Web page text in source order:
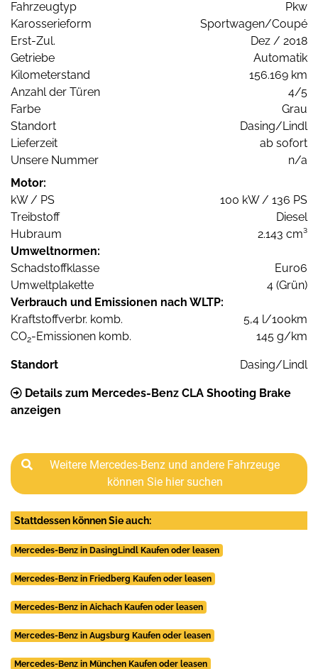
Fahrzeugtyp
Pkw
Karosserieform
Sportwagen/Coupé
Erst-Zul.
Dez / 2018
Getriebe
Automatik
Kilometerstand
156.169 km
Anzahl der Türen
4/5
Farbe
Grau
Standort
Dasing/Lindl
Lieferzeit
ab sofort
Unsere Nummer
n/a
Motor:
kW / PS
100 kW / 136 PS
Treibstoff
Diesel
Hubraum
2.143 cm³
Umweltnormen:
Schadstoffklasse
Euro6
Umweltplakette
4 (Grün)
Verbrauch und Emissionen nach WLTP:
Kraftstoffverbr. komb.
5,4 l/100km
CO2-Emissionen komb. 145 g/km
Standort Dasing/Lindl
Details zum Mercedes-Benz CLA Shooting Brake
anzeigen
Weitere Mercedes-Benz und andere Fahrzeuge
können Sie hier suchen
Stattdessen können Sie auch:
Mercedes-Benz in DasingLindl Kaufen oder leasen
Mercedes-Benz in Friedberg Kaufen oder leasen
Mercedes-Benz in Aichach Kaufen oder leasen
Mercedes-Benz in Augsburg Kaufen oder leasen
Mercedes-Benz in München Kaufen oder leasen